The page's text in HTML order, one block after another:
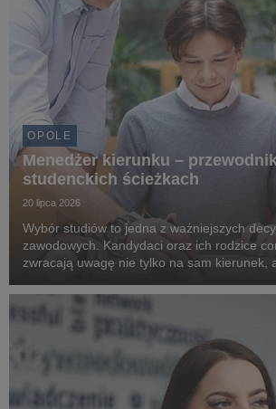
OPOLE
Menedżer kierunku –
studenckich ścieżkach
20 lipca 2026
Wybór studiów to jedna z ważniejszych
zawodowych. Kandydaci oraz ich rodzice
zwracają uwagę nie tylko na sam kierunek,
Uniwersytecie WSB Merito Opole istotn...